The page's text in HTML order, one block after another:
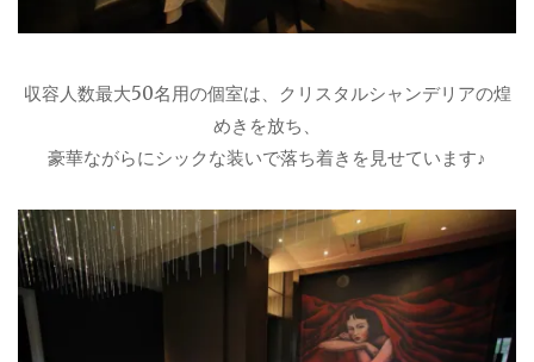
収容人数最大50名用の個室は、クリスタルシャンデリアの煌
めきを放ち、
豪華ながらにシックな装いで落ち着きを見せています♪